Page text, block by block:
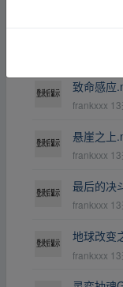
致命感应
frankxxx
悬崖之上
frankxxx
最后的决
frankxxx
地球改变
frankxxx